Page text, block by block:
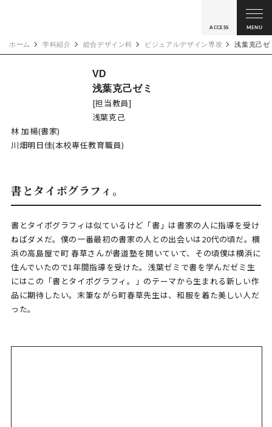
ACCESS MENU
ホーム 学科紹介 総合デザイン科 ビジュアルデザイン専攻 浅葉克己ゼ
VD
浅葉克己ゼミ
[担当教員]
浅葉克己
林 加楊(書家)
川畑明日佳(本校専任教育職員)
書とタイポグラフィ。
書とタイポグラフィは似ているけど「書」は書家の人に指導を受け
ねばダメだ。僕の一番最初の書家の人との出会いは20代の頃だ。横
浜の高島屋で町 春草さんが書道塾を開いていて、その頃僕は横浜に
住んでいたので1年間指導を受けた。浅葉ゼミで書を学んだゼミ生
にはこの「書とタイポグラフィ。」のテーマから生まれる新しい作
品に期待したい。末筆ながら町春草先生は、和服を着た美しい人だ
った。